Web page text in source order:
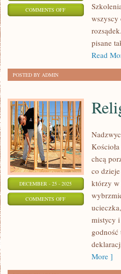
COMMENTS OFFON
EFEKTYWNOŚĆwszyscy
pisane
Read
POSTED BY ADMIN
DECEMBER - 25 - 2025
COMMENTS OFFON
POPKULTURZE
chcą
co
którzy w
mistycy
More ]